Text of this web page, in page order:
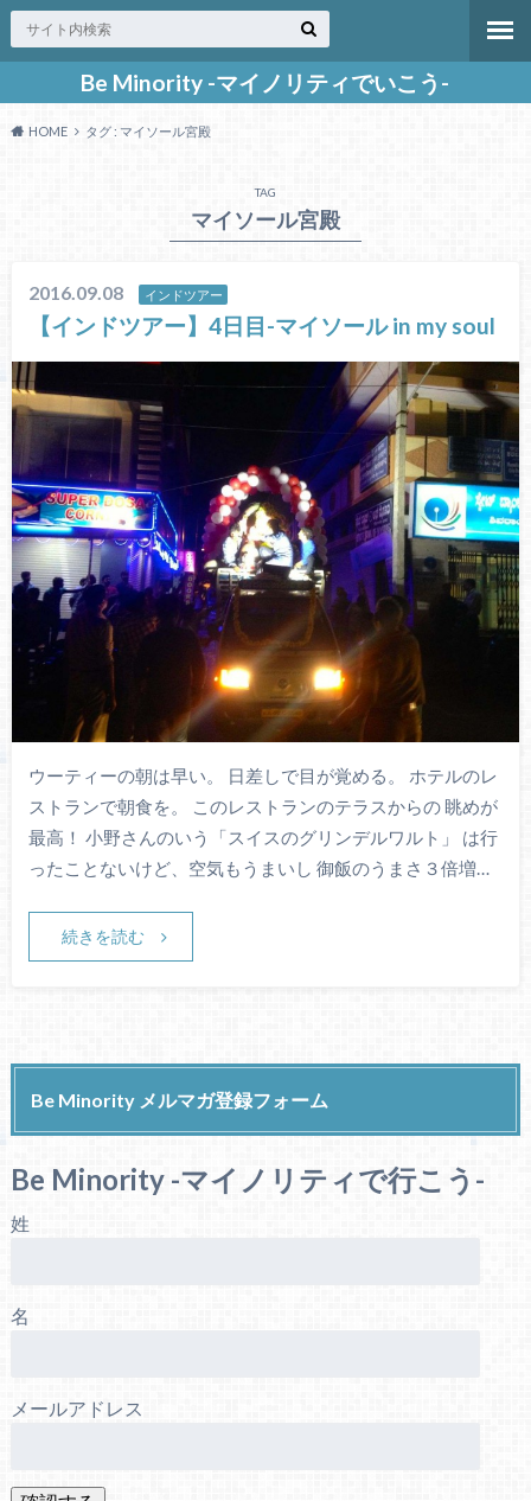
Be Minority -マイノリティでいこう-
HOME タグ : マイソール宮殿
TAG
マイソール宮殿
2016.09.08 インドツアー
【インドツアー】4日目-マイソール in my soul
ウーティーの朝は早い。 日差しで目が覚める。 ホテルのレ
ストランで朝食を。 このレストランのテラスからの 眺めが
最高！ 小野さんのいう「スイスのグリンデルワルト」 は行
ったことないけど、空気もうまいし 御飯のうまさ３倍増…
続きを読む
Be Minority メルマガ登録フォーム
Be Minority -マイノリティで行こう-
姓
名
メールアドレス